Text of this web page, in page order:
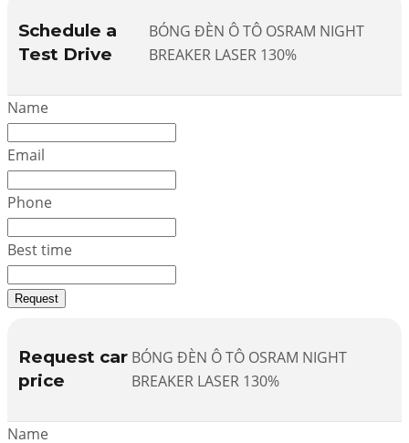
Schedule a
Test Drive
BÓNG ĐÈN Ô TÔ OSRAM NIGHT
BREAKER LASER 130%
Name
Email
Phone
Best time
Request
Request car
price
BÓNG ĐÈN Ô TÔ OSRAM NIGHT
BREAKER LASER 130%
Name